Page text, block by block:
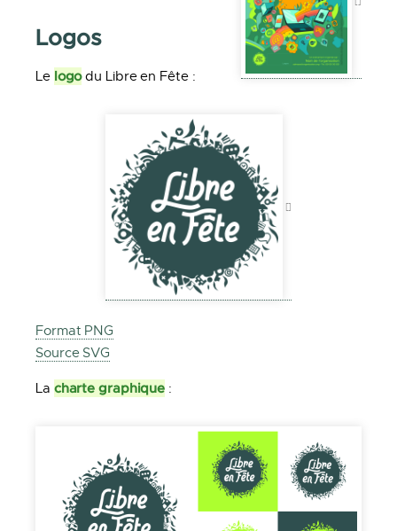
Logos
Le logodu Libre en Fête :
Format PNG
Source SVG
La charte graphique :